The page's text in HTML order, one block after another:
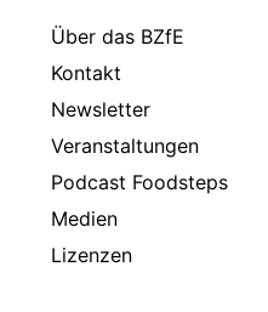
Über das BZfE
Kontakt
Newsletter
Veranstaltungen
Podcast Foodsteps
Medien
Lizenzen